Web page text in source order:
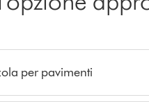
per pavimenti